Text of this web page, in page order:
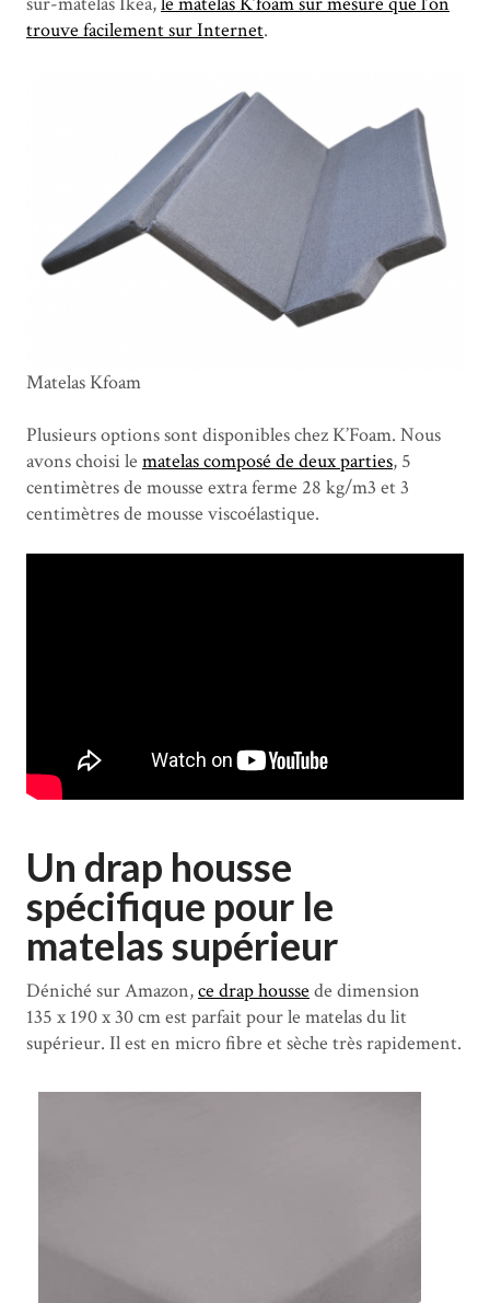
trouve facilement sur Internet.
Matelas Kfoam
Plusieurs options sont disponibles chez K’Foam. Nous
avons choisi le matelas composé de deux parties, 5
centimètres de mousse extra ferme 28 kg/m3 et 3
centimètres de mousse viscoélastique.
Un drap housse
spécifique pour le
matelas supérieur
Déniché sur Amazon,ce drap housse de dimension
135 x 190 x 30 cm est parfait pour le matelas du lit
supérieur. Il est en micro fibre et sèche très rapidement.